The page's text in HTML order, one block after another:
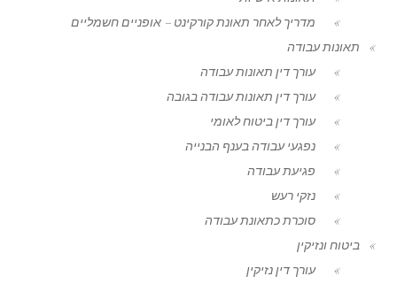
מדריך לאחר תאונת קורקינט – אופניים חשמליים
תאונות עבודה
עורך דין תאונות עבודה
עורך דין תאונות עבודה בגובה
עורך דין ביטוח לאומי
נפגעי עבודה בענף הבנייה
פגיעת עבודה
נזקי רעש
סוכרת כתאונת עבודה
ביטוח ונזיקין
עורך דין נזיקין